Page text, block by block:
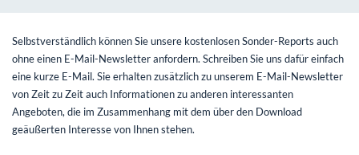
Selbstverständlich können Sie unsere kostenlosen Sonder-Reports auch
ohne einen E-Mail-Newsletter anfordern. Schreiben Sie uns dafür einfach
eine kurze E-Mail. Sie erhalten zusätzlich zu unserem E-Mail-Newsletter
von Zeit zu Zeit auch Informationen zu anderen interessanten
Angeboten, die im Zusammenhang mit dem über den Download
geäußerten Interesse von Ihnen stehen.